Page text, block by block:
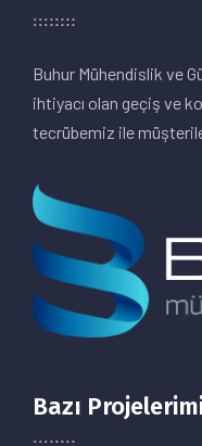
Buhur Mühendislik ve
ihtiyacı olan geçiş ve
tecrübemiz ile
Bazı